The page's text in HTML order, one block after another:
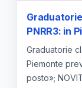
PNRR3: in
«solo
Graduatorie
Piemonte
posto»;